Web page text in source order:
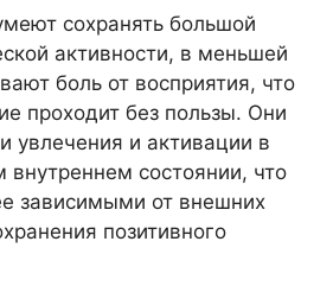
сохранять большой
активности, в меньшей
боль от восприятия, что
проходит без пользы. Они
увлечения и активации в
внутреннем состоянии, что
зависимыми от внешних
позитивного